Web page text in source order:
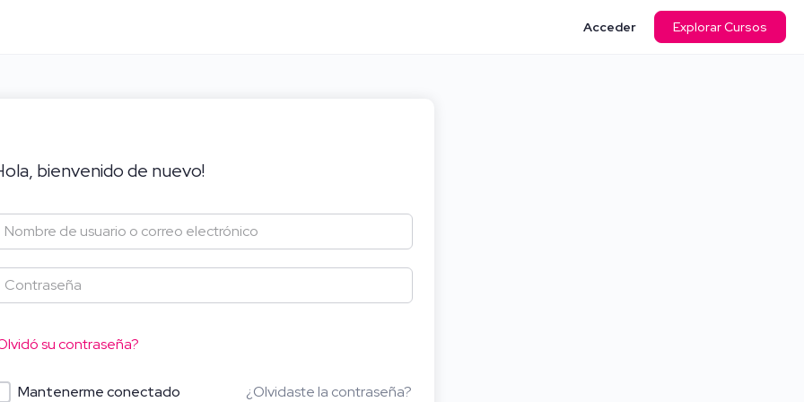
Acceder Explorar Cursos
bienvenido de nuevo!
su contraseña?
Mantenerme conectado ¿Olvidaste la contraseña?